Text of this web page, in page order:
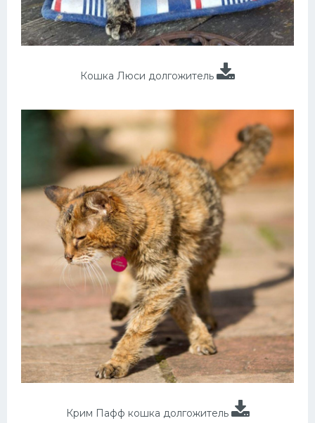
Кошка Люси долгожитель
Крим Пафф кошка долгожитель